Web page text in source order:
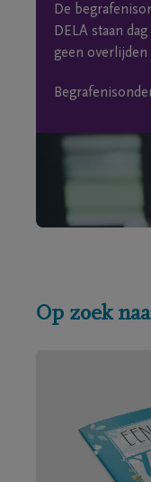
De
DELA staan
geen overlijden
Op zoek